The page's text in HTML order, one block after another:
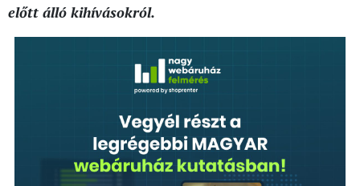
előtt álló kihívásokról.